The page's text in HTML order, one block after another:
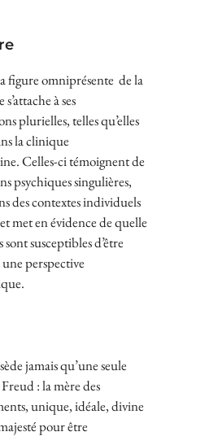
figure omniprésente de la
à ses
plurielles, telles qu’elles
la clinique
Celles-ci témoignent de
psychiques singulières,
des contextes individuels
met en évidence de quelle
susceptibles d’être
perspective
jamais qu’une seule
: la mère des
unique, idéale, divine
pour être